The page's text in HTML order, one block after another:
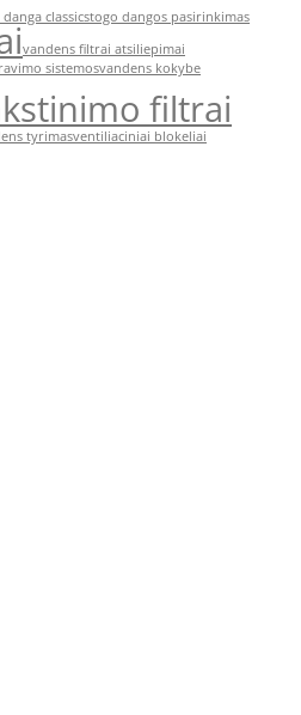
classicstogo dangos pasirinkimas
vandens filtrai atsiliepimai
sistemosvandens kokybe
filtrai
tyrimasventiliaciniai blokeliai